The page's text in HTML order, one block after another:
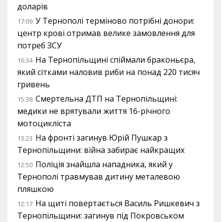
доларів
17:09 У Тернополі терміново потрібні донори:
центр крові отримав велике замовлення для
потреб ЗСУ
16:34 На Тернопільщині спіймали браконьєра,
який сітками наловив риби на понад 220 тисяч
гривень
15:38 Смертельна ДТП на Тернопільщині:
медики не врятували життя 16-річного
мотоцикліста
13:23 На фронті загинув Юрій Пушкар з
Тернопільщини: війна забирає найкращих
12:50 Поліція знайшла нападника, який у
Тернополі травмував дитину металевою
пляшкою
12:17 На щиті повертається Василь Ришкевич з
Тернопільщини: загинув під Покровськом